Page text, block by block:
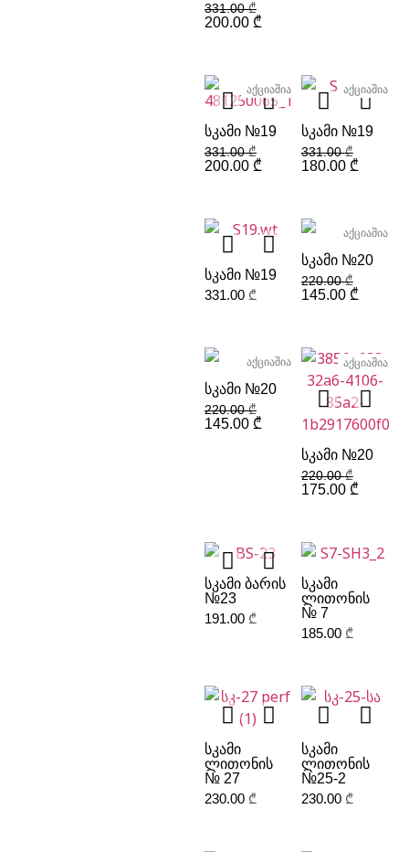
331.00₾
200.00 ₾
აქციაშია
ᲡᲙᲐᲛᲘ №19
331.00₾
200.00 ₾
აქციაშია
ᲡᲙᲐᲛᲘ №19
331.00₾
180.00 ₾
ᲡᲙᲐᲛᲘ №19
331.00 ₾
აქციაშია
ᲡᲙᲐᲛᲘ №20
220.00₾
145.00 ₾
აქციაშია
ᲡᲙᲐᲛᲘ №20
220.00₾
145.00 ₾
აქციაშია
ᲡᲙᲐᲛᲘ №20
220.00₾
175.00 ₾
ᲡᲙᲐᲛᲘ ᲑᲐᲠᲘᲡ
№23
191.00 ₾
ᲡᲙᲐᲛᲘ
ᲚᲘᲗᲝᲜᲘᲡ
№ 7
185.00 ₾
ᲡᲙᲐᲛᲘ
ᲚᲘᲗᲝᲜᲘᲡ
№ 27
230.00 ₾
ᲡᲙᲐᲛᲘ
ᲚᲘᲗᲝᲜᲘᲡ
№25-2
230.00 ₾